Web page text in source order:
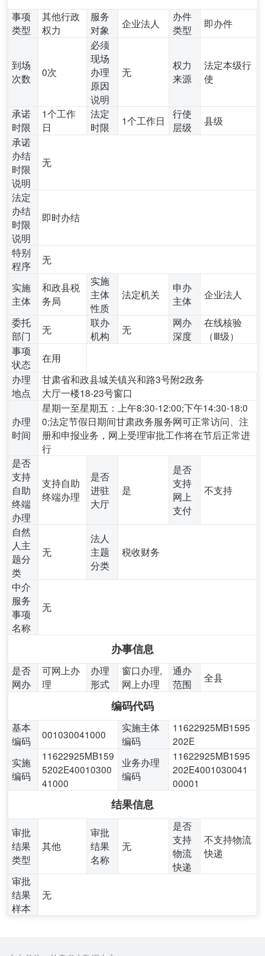
事项
类型
其他行政
权力
服务
对象
企业法人
办件
类型
即办件
到场
次数
0次
必须
现场
办理
原因
说明
无
权力
来源
法定本级行
使
承诺
时限
1个工作
日
法定
时限
1个工作日
行使
层级
县级
承诺
办结
时限
说明
无
法定
办结
时限
说明
即时办结
特别
程序
无
实施
主体
和政县税
务局
实施
主体
性质
法定机关
申办
主体
企业法人
委托
部门
无
联办
机构
无
网办
深度
在线核验
（Ⅲ级）
事项
状态
在用
办理
地点
甘肃省和政县城关镇兴和路3号附2政务
大厅一楼18-23号窗口
办理
时间
星期一至星期五：上午8:30-12:00;下午14:30-18:0
0;法定节假日期间甘肃政务服务网可正常访问、注
册和申报业务，网上受理审批工作将在节后正常进
行
是否
支持
自助
终端
办理
支持自助
终端办理
是否
进驻
大厅
是
是否
支持
网上
支付
不支持
自然
人主
题分
类
无
法人
主题
分类
税收财务
中介
服务
事项
名称
无
办事信息
是否
网办
可网上办
理
办理
形式
窗口办理,
网上办理
通办
范围
全县
编码代码
基本
编码
001030041000
实施主体
编码
11622925MB1595
202E
实施
编码
11622925MB159
5202E40010300
41000
业务办理
编码
11622925MB1595
202E4001030041
00001
结果信息
审批
结果
类型
其他
审批
结果
名称
无
是否
支持
物流
快递
不支持物流
快递
审批
结果
样本
无